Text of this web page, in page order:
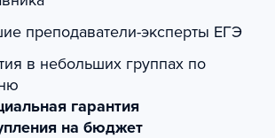
преподаватели-эксперты ЕГЭ
в небольших группах по
гарантия
на бюджет